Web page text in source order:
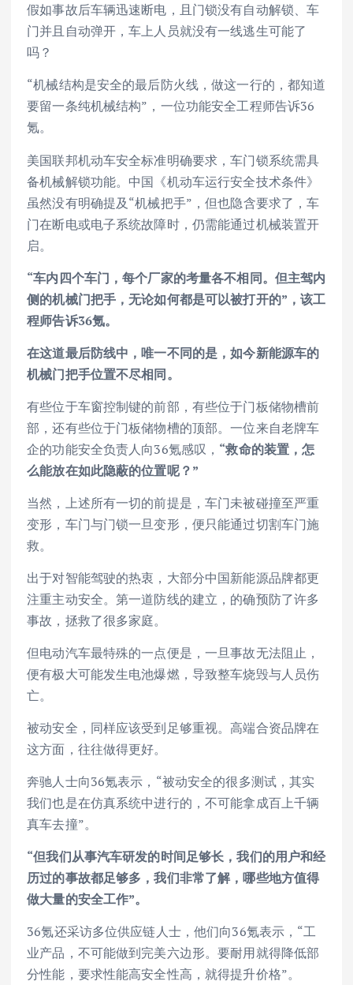
假如事故后车辆迅速断电，且门锁没有自动解锁、车
门并且自动弹开，车上人员就没有一线逃生可能了
吗？
“机械结构是安全的最后防火线，做这一行的，都知道
要留一条纯机械结构”，一位功能安全工程师告诉36
氪。
美国联邦机动车安全标准明确要求，车门锁系统需具
备机械解锁功能。中国《机动车运行安全技术条件》
虽然没有明确提及“机械把手”，但也隐含要求了，车
门在断电或电子系统故障时，仍需能通过机械装置开
启。
“车内四个车门，每个厂家的考量各不相同。但主驾内
侧的机械门把手，无论如何都是可以被打开的”，该工
程师告诉36氪。
在这道最后防线中，唯一不同的是，如今新能源车的
机械门把手位置不尽相同。
有些位于车窗控制键的前部，有些位于门板储物槽前
部，还有些位于门板储物槽的顶部。一位来自老牌车
企的功能安全负责人向36氪感叹， “救命的装置，怎
么能放在如此隐蔽的位置呢？”
当然，上述所有一切的前提是，车门未被碰撞至严重
变形，车门与门锁一旦变形，便只能通过切割车门施
救。
出于对智能驾驶的热衷，大部分中国新能源品牌都更
注重主动安全。第一道防线的建立，的确预防了许多
事故，拯救了很多家庭。
但电动汽车最特殊的一点便是，一旦事故无法阻止，
便有极大可能发生电池爆燃，导致整车烧毁与人员伤
亡。
被动安全，同样应该受到足够重视。高端合资品牌在
这方面，往往做得更好。
奔驰人士向36氪表示，“被动安全的很多测试，其实
我们也是在仿真系统中进行的，不可能拿成百上千辆
真车去撞”。
“但我们从事汽车研发的时间足够长，我们的用户和经
历过的事故都足够多，我们非常了解，哪些地方值得
做大量的安全工作”。
36氪还采访多位供应链人士，他们向36氪表示，“工
业产品，不可能做到完美六边形。要耐用就得降低部
分性能，要求性能高安全性高，就得提升价格”。